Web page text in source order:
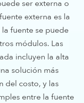
ser externa o
externa es la
fuente se puede
módulos. Las
incluyen la alta
solución más
del costo, y las
entre la fuente